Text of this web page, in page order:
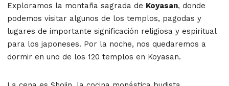
Exploramos la montaña sagrada de Koyasan, donde
podemos visitar algunos de los templos, pagodas y
lugares de importante significación religiosa y espiritual
para los japoneses. Por la noche, nos quedaremos a
dormir en uno de los 120 templos en Koyasan.